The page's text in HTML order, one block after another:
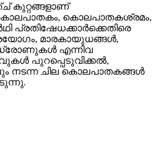
കുറ്റങ്ങളാണ്
കൊലപാതകം, കൊലപാതകശ്രമം,
പ്രതിഷേധക്കാര്‍ക്കെതിരെ
മാരകായുധങ്ങള്‍,
എന്നിവ
പുറപ്പെടുവിക്കല്‍,
നടന്ന ചില കൊലപാതകങ്ങള്‍